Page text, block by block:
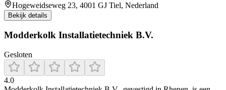
Hogeweidseweg 23, 4001 GJ Tiel, Nederland
Bekijk details
Modderkolk Installatietechniek B.V.
Gesloten
4.0